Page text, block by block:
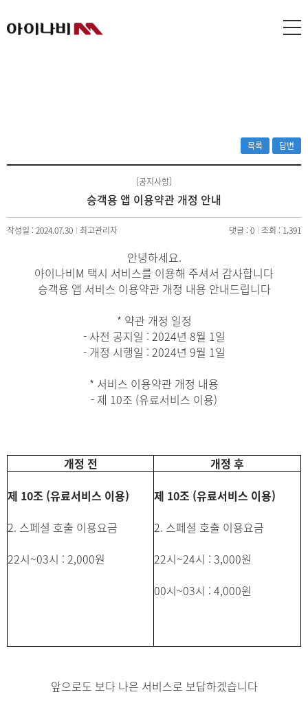
목록 답변
[공지사항]
승객용 앱 이용약관 개정 안내
작성일 : 2024.07.30 최고관리자 댓글 : 0 조회 : 1,391
안녕하세요.
아이나비M 택시 서비스를 이용해 주셔서 감사합니다
승객용 앱 서비스 이용약관 개정 내용 안내드립니다
* 약관 개정 일정
- 사전 공지일 : 2024년 8월 1일
- 개정 시행일 : 2024년 9월 1일
* 서비스 이용약관 개정 내용
- 제 10조 (유료서비스 이용)
개정 전
개정 후
제 10조 (유료서비스 이용)
2. 스페셜 호출 이용요금
22시~03시 : 2,000원
제 10조 (유료서비스 이용)
2. 스페셜 호출 이용요금
22시~24시 : 3,000원
00시~03시 : 4,000원
앞으로도 보다 나은 서비스로 보답하겠습니다